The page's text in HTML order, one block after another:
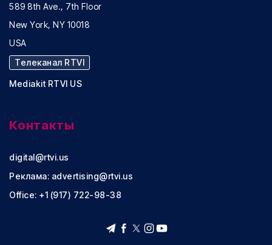
589 8th Ave., 7th Floor
New York, NY 10018
USA
Телеканал RTVI
Mediakit RTVI US
Контакты
digital@rtvi.us
Реклама: advertising@rtvi.us
Office: +1 (917) 722-98-38